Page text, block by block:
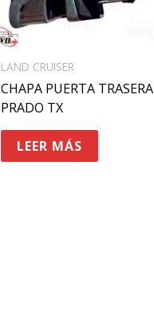
LAND CRUISER
CHAPA PUERTA TRASERA
PRADO TX
LEER MÁS